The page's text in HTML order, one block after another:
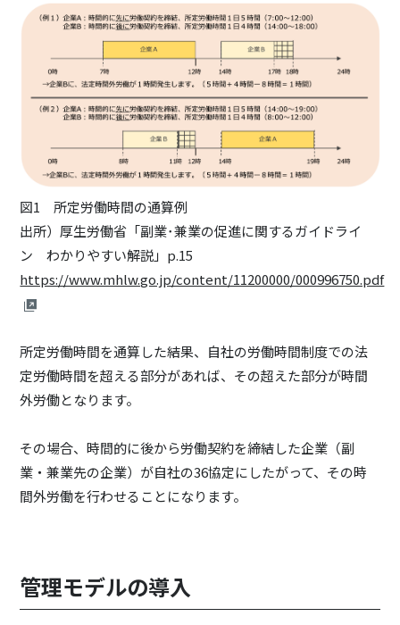
図1 所定労働時間の通算例
出所）厚生労働省「副業･兼業の促進に関するガイドライ
ン わかりやすい解説」p.15
https://www.mhlw.go.jp/content/11200000/000996750.pdf
所定労働時間を通算した結果、自社の労働時間制度での法
定労働時間を超える部分があれば、その超えた部分が時間
外労働となります。
その場合、時間的に後から労働契約を締結した企業（副
業・兼業先の企業）が自社の36協定にしたがって、その時
間外労働を行わせることになります。
管理モデルの導入